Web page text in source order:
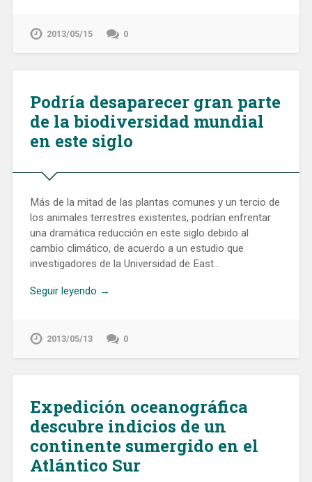
2013/05/15 0
Podría desaparecer gran parte
de la biodiversidad mundial
en este siglo
Más de la mitad de las plantas comunes y un tercio de
los animales terrestres existentes, podrían enfrentar
una dramática reducción en este siglo debido al
cambio climático, de acuerdo a un estudio que
investigadores de la Universidad de East…
Seguir leyendo →
2013/05/13 0
Expedición oceanográfica
descubre indicios de un
continente sumergido en el
Atlántico Sur